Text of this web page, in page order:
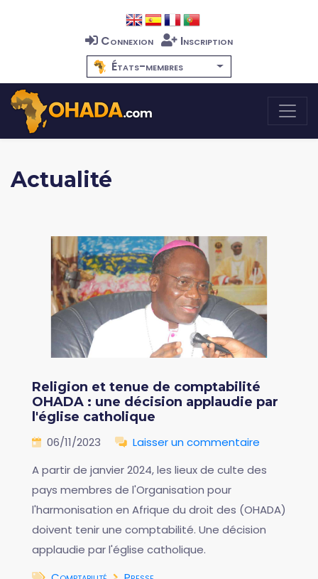
Connexion
Inscription
États-membres
Actualité
Religion et tenue de comptabilité
OHADA : une décision applaudie par
l'église catholique
06/11/2023
Laisser un commentaire
A partir de janvier 2024, les lieux de culte des
pays membres de l'Organisation pour
l'harmonisation en Afrique du droit des (OHADA)
doivent tenir une comptabilité. Une décision
applaudie par l'église catholique.